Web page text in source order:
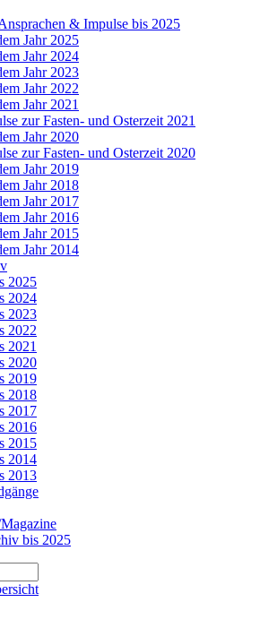
& Impulse bis 2025
Jahr 2025
Jahr 2024
Jahr 2023
Jahr 2022
Jahr 2021
zur Fasten- und Osterzeit 2021
Jahr 2020
zur Fasten- und Osterzeit 2020
Jahr 2019
Jahr 2018
Jahr 2017
Jahr 2016
Jahr 2015
Jahr 2014
2025
2024
2023
2022
2021
2020
2019
2018
2017
2016
2015
2014
2013
bis 2025